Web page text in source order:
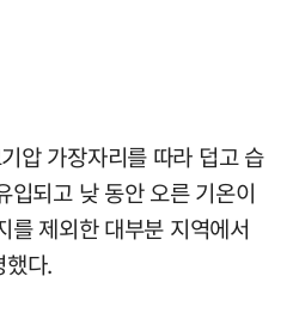
압 가장자리를 따라 덥고 습
입되고 낮 동안 오른 기온이
를 제외한 대부분 지역에서
다.